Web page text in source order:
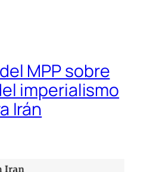
MPP sobre
imperialismo
Irán